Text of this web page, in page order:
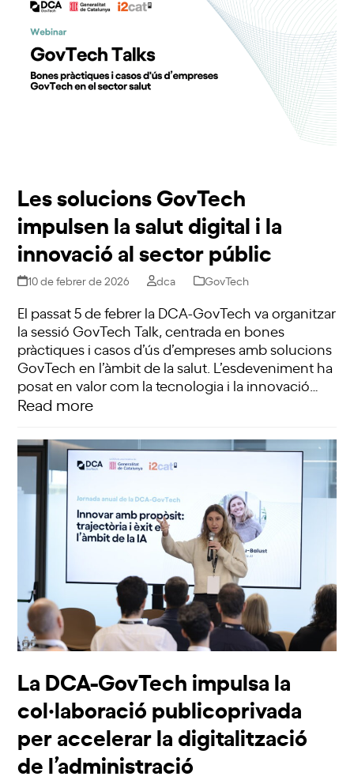
Les solucions GovTech
impulsen la salut digital i la
innovació al sector públic
10 de febrer de 2026 dca GovTech
El passat 5 de febrer la DCA-GovTech va organitzar
la sessió GovTech Talk, centrada en bones
pràctiques i casos d’ús d’empreses amb solucions
GovTech en l’àmbit de la salut. L’esdeveniment ha
posat en valor com la tecnologia i la innovació…
Read more
La DCA-GovTech impulsa la
col·laboració publicoprivada
per accelerar la digitalització
de l’administració